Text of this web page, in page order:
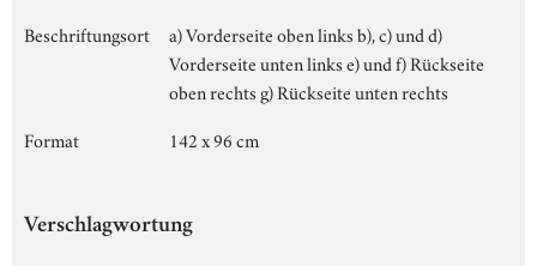
Beschriftungsort
a) Vorderseite oben links b), c) und d)
Vorderseite unten links e) und f) Rückseite
oben rechts g) Rückseite unten rechts
Format
142 x 96 cm
Verschlagwortung